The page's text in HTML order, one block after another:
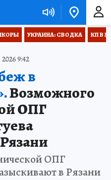
УКРАИНА: СВОДКА КП В
9:42
в
Возможного
ОПГ
ОПГ
в Рязани